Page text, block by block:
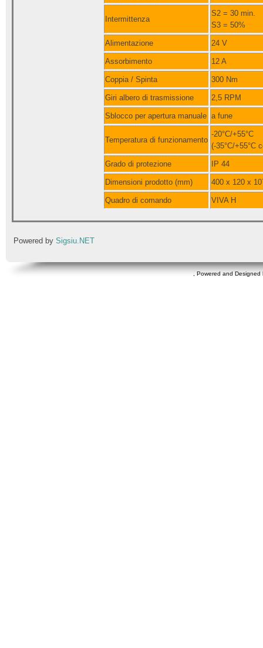
Intermittenza
S2 = 30 min.
S3 = 50%
Alimentazione 24 V
Assorbimento 12 A
Coppia / Spinta 300 Nm
Giri albero di trasmissione 2,5 RPM
Sblocco per apertura manuale a fune
Temperatura di funzionamento
-20°C/+55°C
(-35°C/+55°C
Grado di protezione IP 44
Dimensioni prodotto (mm) 400 x 120 x
Quadro di comando VIVA H
Powered by Sigsiu.NET
, Powered and